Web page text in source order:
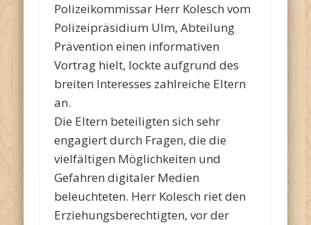
Polizeikommissar Herr Kolesch vom
Polizeipräsidium Ulm, Abteilung
Prävention einen informativen
Vortrag hielt, lockte aufgrund des
breiten Interesses zahlreiche Eltern
an.
Die Eltern beteiligten sich sehr
engagiert durch Fragen, die die
vielfältigen Möglichkeiten und
Gefahren digitaler Medien
beleuchteten. Herr Kolesch riet den
Erziehungsberechtigten, vor der